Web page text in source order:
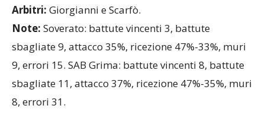
Arbitri: Giorgianni e Scarfò.
Note: Soverato: battute vincenti 3, battute
sbagliate 9, attacco 35%, ricezione 47%-33%, muri
9, errori 15. SAB Grima: battute vincenti 8, battute
sbagliate 11, attacco 37%, ricezione 47%-35%, muri
8, errori 31.